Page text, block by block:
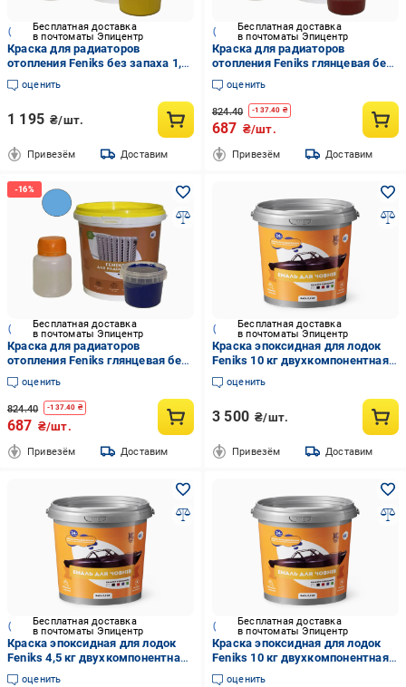
Бесплатная доставка
в почтоматы Эпицентр
Краска для радиаторов
отопления Feniks без запаха 1,2
кг Желтый глянцевый
(30827702)
оценить
1 195 ₴/шт.
Привезём Доставим
Бесплатная доставка
в почтоматы Эпицентр
Краска для радиаторов
отопления Feniks глянцевая без
запаха 1,2 кг Красный (FR-001-
5)
оценить
824.40 -137.40 ₴
687 ₴/шт.
Привезём Доставим
Бесплатная доставка
в почтоматы Эпицентр
Краска для радиаторов
отопления Feniks глянцевая без
запаха 1,2 кг Синий (FR-001-2)
оценить
824.40 -137.40 ₴
687 ₴/шт.
Привезём Доставим
Бесплатная доставка
в почтоматы Эпицентр
Краска эпоксидная для лодок
Feniks 10 кг двухкомпонентная
RAL6010 Зеленый
оценить
3 500 ₴/шт.
Привезём Доставим
Бесплатная доставка
в почтоматы Эпицентр
Краска эпоксидная для лодок
Feniks 4,5 кг двухкомпонентная
RAL9010 Белый
оценить
Бесплатная доставка
в почтоматы Эпицентр
Краска эпоксидная для лодок
Feniks 10 кг двухкомпонентная
RAL5020 Синий
оценить